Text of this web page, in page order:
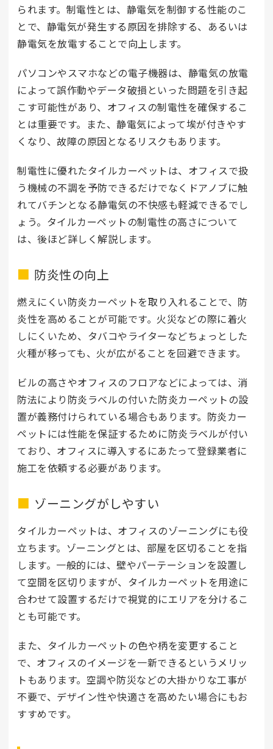
られます。制電性とは、静電気を制御する性能のこ
とで、静電気が発生する原因を排除する、あるいは
静電気を放電することで向上します。
パソコンやスマホなどの電子機器は、静電気の放電
によって誤作動やデータ破損といった問題を引き起
こす可能性があり、オフィスの制電性を確保するこ
とは重要です。また、静電気によって埃が付きやす
くなり、故障の原因となるリスクもあります。
制電性に優れたタイルカーペットは、オフィスで扱
う機械の不調を予防できるだけでなくドアノブに触
れてバチンとなる静電気の不快感も軽減できるでし
ょう。タイルカーペットの制電性の高さについて
は、後ほど詳しく解説します。
防炎性の向上
燃えにくい防炎カーペットを取り入れることで、防
炎性を高めることが可能です。火災などの際に着火
しにくいため、タバコやライターなどちょっとした
火種が移っても、火が広がることを回避できます。
ビルの高さやオフィスのフロアなどによっては、消
防法により防炎ラベルの付いた防炎カーペットの設
置が義務付けられている場合もあります。防炎カー
ペットには性能を保証するために防炎ラベルが付い
ており、オフィスに導入するにあたって登録業者に
施工を依頼する必要があります。
ゾーニングがしやすい
タイルカーペットは、オフィスのゾーニングにも役
立ちます。ゾーニングとは、部屋を区切ることを指
します。一般的には、壁やパーテーションを設置し
て空間を区切りますが、タイルカーペットを用途に
合わせて設置するだけで視覚的にエリアを分けるこ
とも可能です。
また、タイルカーペットの色や柄を変更すること
で、オフィスのイメージを一新できるというメリッ
トもあります。空調や防災などの大掛かりな工事が
不要で、デザイン性や快適さを高めたい場合にもお
すすめです。